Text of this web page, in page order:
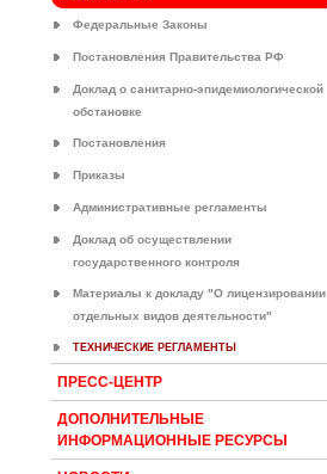
Федеральные Законы
Постановления Правительства РФ
Доклад о санитарно-эпидемиологической
обстановке
Постановления
Приказы
Административные регламенты
Доклад об осуществлении
государственного контроля
Материалы к докладу "О лицензировании
отдельных видов деятельности"
ТЕХНИЧЕСКИЕ РЕГЛАМЕНТЫ
ПРЕСС-ЦЕНТР
ДОПОЛНИТЕЛЬНЫЕ
ИНФОРМАЦИОННЫЕ РЕСУРСЫ